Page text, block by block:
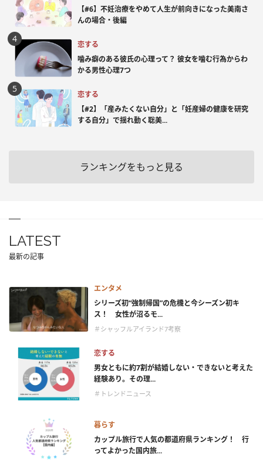
【#6】不妊治療をやめて人生が前向きになった美南さ
んの場合・後編
恋する
噛み癖のある彼氏の心理って？ 彼女を噛む行為からわ
かる男性心理7つ
恋する
【#2】「産みたくない自分」と「妊産婦の健康を研究
する自分」で揺れ動く聡美...
ランキングをもっと見る
LATEST
最新の記事
エンタメ
シリーズ初“強制帰国”の危機と今シーズン初キ
ス！ 女性が沼るモ...
＃シャッフルアイランド7考察
恋する
男女ともに約7割が結婚しない・できないと考えた
経験あり。その理...
＃トレンドニュース
暮らす
カップル旅行で人気の都道府県ランキング！ 行
ってよかった国内旅...